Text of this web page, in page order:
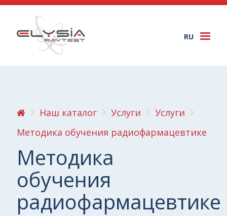
RU
Наш каталог Услуги
Услуги
Методика обучения радиофармацевтике
Методика
обучения
радиофармацевтике